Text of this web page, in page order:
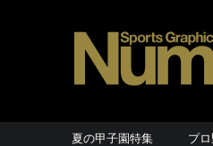
夏の甲子園特集 プ